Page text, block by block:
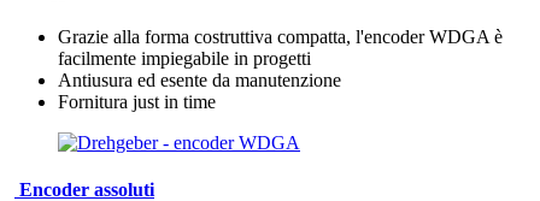
Grazie alla forma costruttiva compatta, l'encoder WDGA è
facilmente impiegabile in progetti
Antiusura ed esente da manutenzione
Fornitura just in time
Encoder assoluti